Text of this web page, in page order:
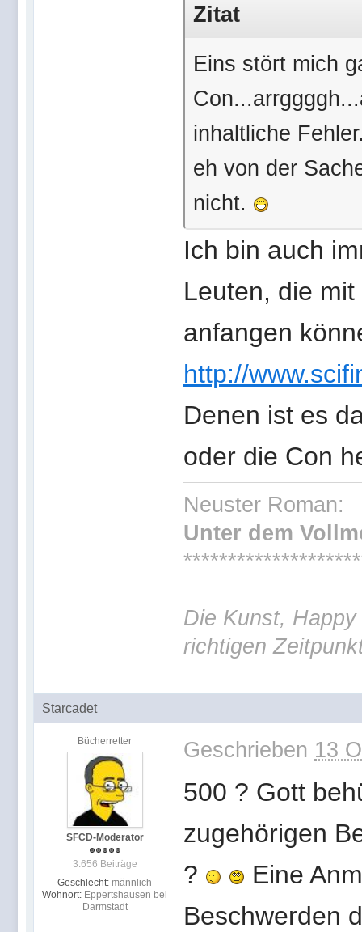
Zitat
Eins stört mich
inhaltliche
eh von der
nicht.
Ich bin auch
Leuten, die
anfangen
http://
Denen ist es
oder die Con
Neuster Roman:
Unter dem
Die Kunst,
richtigen
Starcadet
Bücherretter
SFCD-Moderator
3.656 Beiträge
Geschlecht: männlich
Wohnort: Eppertshausen bei
Darmstadt
Geschrieben 13
500 ? Gott
zugehörigen
?
Eine
Beschwerden